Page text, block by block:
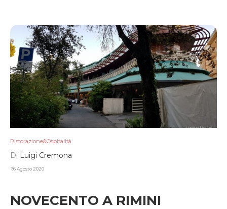
Ristorazione&Ospitalità
Di Luigi Cremona
26 Agosto 2020
NOVECENTO A RIMINI